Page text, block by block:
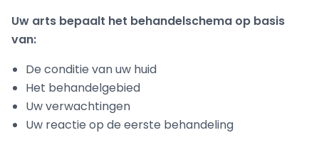
Uw arts bepaalt het behandelschema op basis
van:
De conditie van uw huid
Het behandelgebied
Uw verwachtingen
Uw reactie op de eerste behandeling